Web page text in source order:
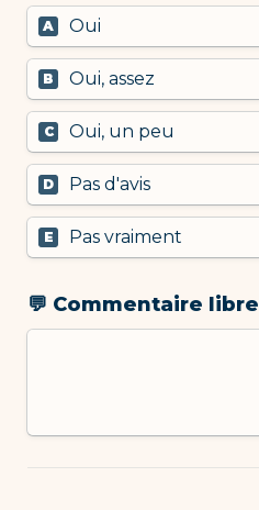
A Oui
B Oui, assez
C Oui, un peu
D Pas d'avis
E Pas vraiment
💬 Commentaire libre